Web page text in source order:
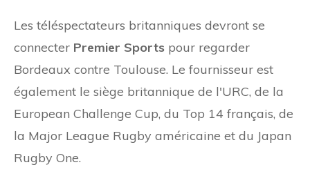
Les téléspectateurs britanniques devront se
connecter Premier Sports pour regarder
Bordeaux contre Toulouse. Le fournisseur est
également le siège britannique de l'URC, de la
European Challenge Cup, du Top 14 français, de
la Major League Rugby américaine et du Japan
Rugby One.